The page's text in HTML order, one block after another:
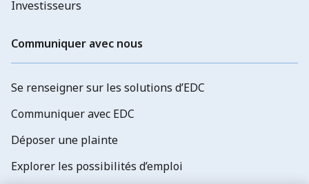
Investisseurs
Communiquer avec nous
Se renseigner sur les solutions d’EDC
Communiquer avec EDC
Déposer une plainte
Explorer les possibilités d’emploi